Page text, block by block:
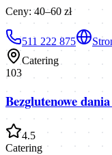
Ceny:40–60 zł
511 222 875
Catering
103
Bezglutenowe
4.5
Catering